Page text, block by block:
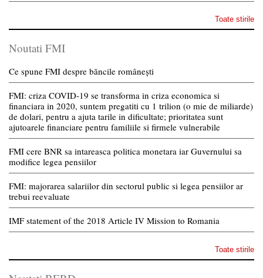
Toate stirile
Noutati FMI
Ce spune FMI despre băncile românești
FMI: criza COVID-19 se transforma in criza economica si
financiara in 2020, suntem pregatiti cu 1 trilion (o mie de miliarde)
de dolari, pentru a ajuta tarile in dificultate; prioritatea sunt
ajutoarele financiare pentru familiile si firmele vulnerabile
FMI cere BNR sa intareasca politica monetara iar Guvernului sa
modifice legea pensiilor
FMI: majorarea salariilor din sectorul public si legea pensiilor ar
trebui reevaluate
IMF statement of the 2018 Article IV Mission to Romania
Toate stirile